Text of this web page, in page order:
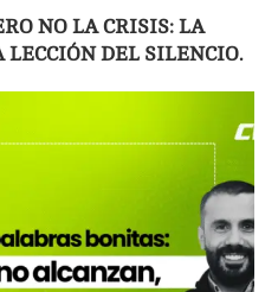
NO LA CRISIS: LA
DEL SILENCIO.